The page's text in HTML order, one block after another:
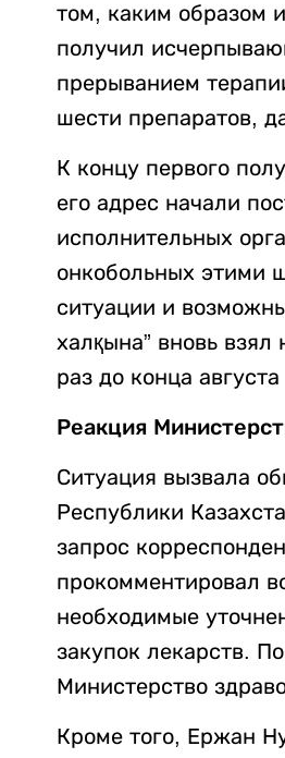
том, каким образом
получил
прерыванием
шести препаратов,
К концу первого
его адрес начали
исполнительных
онкобольных этими
ситуации и
халқына” вновь взял
раз до конца августа
Реакция
Ситуация вызвала
Республики
запрос
прокомментировал
необходимые
закупок лекарств.
Министерство
Кроме того, Ержан